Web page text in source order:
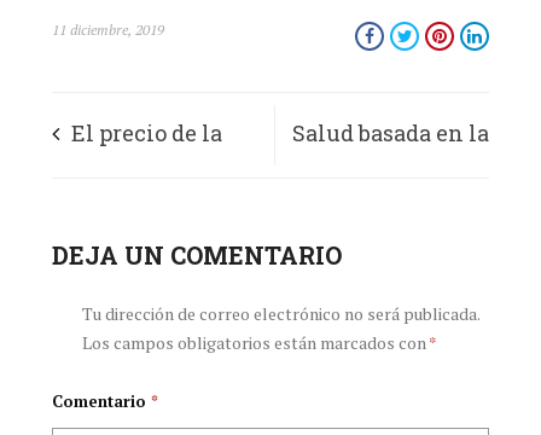
11 diciembre, 2019
El precio de la
profesional
Salud basada en la
DEJA UN COMENTARIO
Tu dirección de correo electrónico no será publicada.
Los campos obligatorios están marcados con *
Comentario *